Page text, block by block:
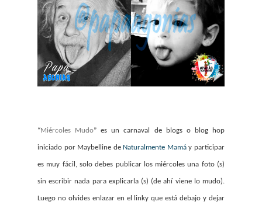
“Miércoles Mudo” es un carnaval de blogs o blog hop
iniciado por Maybelline de Naturalmente Mamáy participar
es muy fácil, solo debes publicar los miércoles una foto (s)
sin escribir nada para explicarla (s) (de ahí viene lo mudo).
Luego no olvides enlazar en el linky que está debajo y dejar